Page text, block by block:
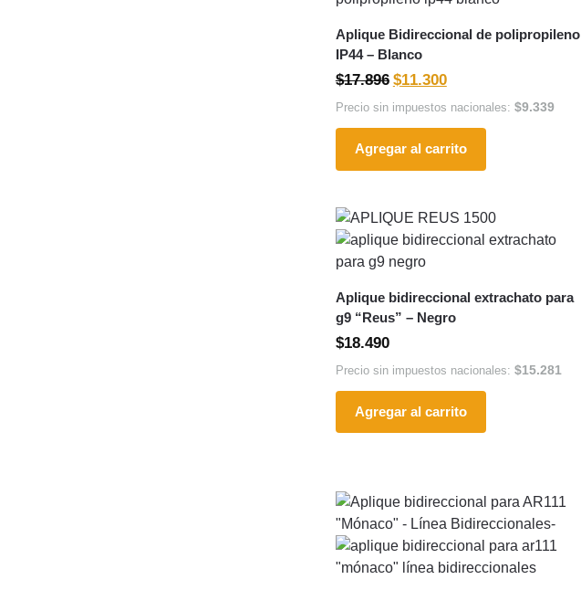
Aplique Bidireccional de polipropileno
IP44 – Blanco
$17.896 $11.300
Precio sin impuestos nacionales: $9.339
Agregar al carrito
Aplique bidireccional extrachato para
g9 “Reus” – Negro
$18.490
Precio sin impuestos nacionales: $15.281
Agregar al carrito